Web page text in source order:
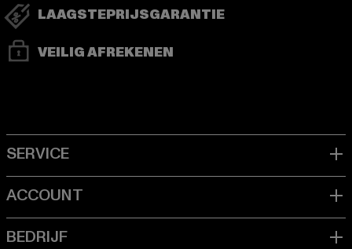
LAAGSTEPRIJSGARANTIE
VEILIG AFREKENEN